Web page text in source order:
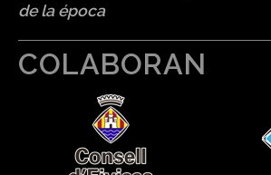
de la época
COLABORAN